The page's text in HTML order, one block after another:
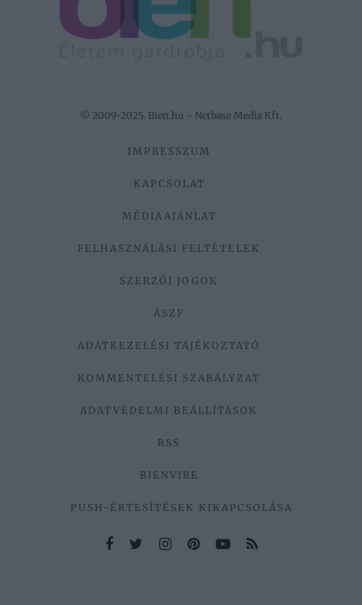
© 2009-2025. Bien.hu - Netbase Media Kft.
IMPRESSZUM
KAPCSOLAT
MÉDIAAJÁNLAT
FELHASZNÁLÁSI FELTÉTELEK
SZERZŐI JOGOK
ÁSZF
ADATKEZELÉSI TÁJÉKOZTATÓ
KOMMENTELÉSI SZABÁLYZAT
ADATVÉDELMI BEÁLLÍTÁSOK
RSS
BIENVIBE
PUSH-ÉRTESÍTÉSEK KIKAPCSOLÁSA